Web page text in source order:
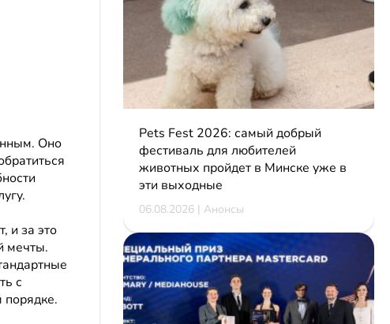
Оно
и за это
мечты.
с
Pets Fest 2026: самый добрый
фестиваль для любителей
животных пройдет в Минске уже в
эти выходные
06.08.2026 | Анонсы